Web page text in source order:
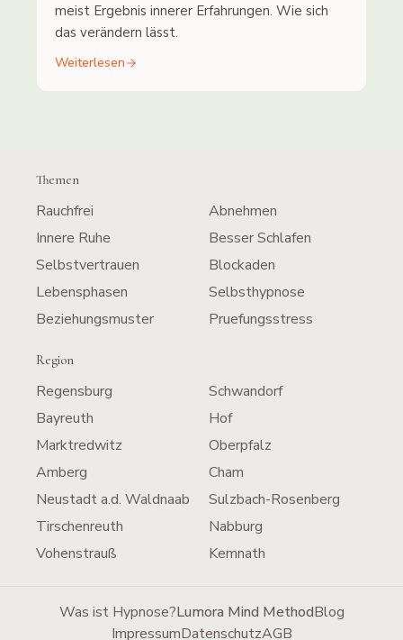
meist Ergebnis innerer Erfahrungen. Wie sich
das verändern lässt.
Weiterlesen
Themen
Rauchfrei
Abnehmen
Innere Ruhe
Besser Schlafen
Selbstvertrauen
Blockaden
Lebensphasen
Selbsthypnose
Beziehungsmuster
Pruefungsstress
Region
Regensburg
Schwandorf
Bayreuth
Hof
Marktredwitz
Oberpfalz
Amberg
Cham
Neustadt a.d. Waldnaab
Sulzbach-Rosenberg
Tirschenreuth
Nabburg
Vohenstrauß
Kemnath
Was ist Hypnose?Lumora Mind MethodBlog
ImpressumDatenschutzAGB